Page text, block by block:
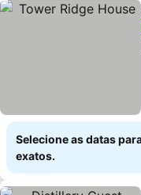
Selecione as datas
exatos.